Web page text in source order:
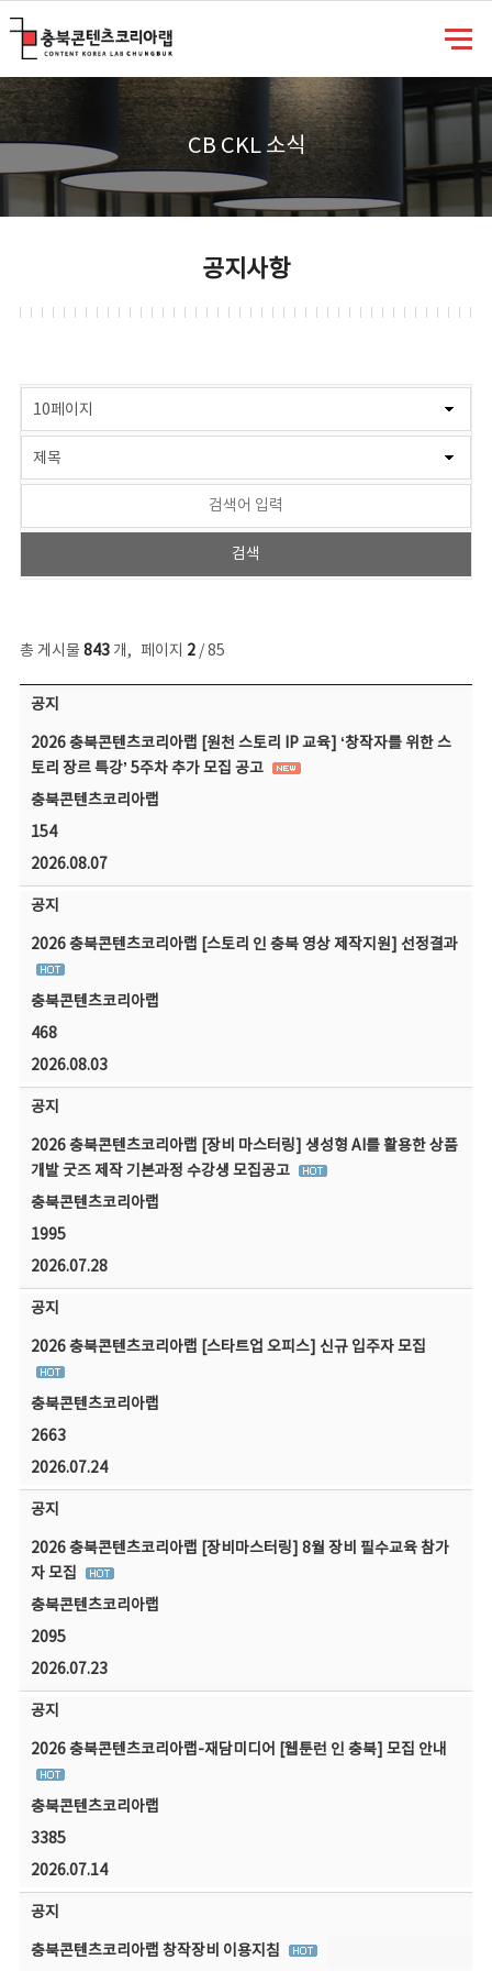
CB CKL 소식
공지사항
총 게시물 843개, 페이지 2/ 85
공지사항 목록 - 번호, 제목, 작성자, 파일, 조회수, 작성일 정보 제공
공지
2026 충북콘텐츠코리아랩 [원천 스토리 IP 교육] ‘창작자를 위한 스
토리 장르 특강’ 5주차 추가 모집 공고
충북콘텐츠코리아랩
154
2026.08.07
공지
2026 충북콘텐츠코리아랩 [스토리 인 충북 영상 제작지원] 선정결과
충북콘텐츠코리아랩
468
2026.08.03
공지
2026 충북콘텐츠코리아랩 [장비 마스터링] 생성형 AI를 활용한 상품
개발 굿즈 제작 기본과정 수강생 모집공고
충북콘텐츠코리아랩
1995
2026.07.28
공지
2026 충북콘텐츠코리아랩 [스타트업 오피스] 신규 입주자 모집
충북콘텐츠코리아랩
2663
2026.07.24
공지
2026 충북콘텐츠코리아랩 [장비마스터링] 8월 장비 필수교육 참가
자 모집
충북콘텐츠코리아랩
2095
2026.07.23
공지
2026 충북콘텐츠코리아랩-재담미디어 [웹툰런 인 충북] 모집 안내
충북콘텐츠코리아랩
3385
2026.07.14
공지
충북콘텐츠코리아랩 창작장비 이용지침